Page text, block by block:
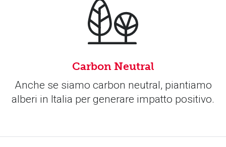
Carbon Neutral
Anche se siamo carbon neutral, piantiamo
alberi in Italia per generare impatto positivo.